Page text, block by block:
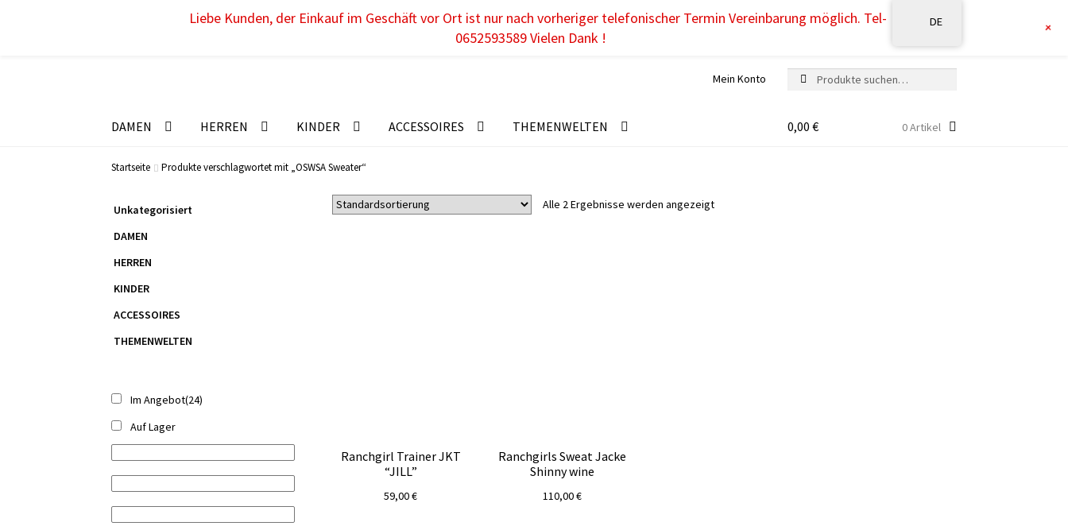
Suche
Suche
Mein Konto
DAMEN HERREN KINDER ACCESSOIRES THEMENWELTEN 0,00€ 0 Artikel
Startseite Produkte verschlagwortet mit „OSWSA Sweater“
Alle 2 Ergebnisse werden angezeigt
Ranchgirl Trainer JKT
“JILL”
59,00€
Ranchgirls Sweat Jacke
Shinny wine
110,00€
Unkategorisiert
DAMEN
HERREN
KINDER
ACCESSOIRES
THEMENWELTEN
Im Angebot(24)
Auf Lager
Liebe Kunden, der Einkauf im Geschäft vor Ort ist nur nach vorheriger telefonischer Termin Vereinbarung möglich. Tel-
0652593589 Vielen Dank !
+
DE